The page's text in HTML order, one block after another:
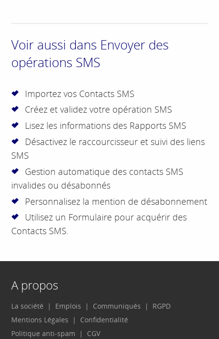
Voir aussi dans Envoyer des
opérations SMS
Importez vos Contacts SMS
Créez et validez votre opération SMS
Lisez les informations des Rapports SMS
Désactivez le raccourcisseur et suivi des liens
SMS
Gestion automatique des contacts SMS
invalides ou désabonnés
Personnalisez la mention de désabonnement
Utilisez un Formulaire pour acquérir des
Contacts SMS.
A propos
La société Emplois Communiqués
RGPD
Mentions Légales
Confidentialité
Politique anti-spam
CGV